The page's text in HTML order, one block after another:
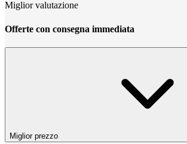
Miglior valutazione
Offerte con consegna immediata
Miglior prezzo